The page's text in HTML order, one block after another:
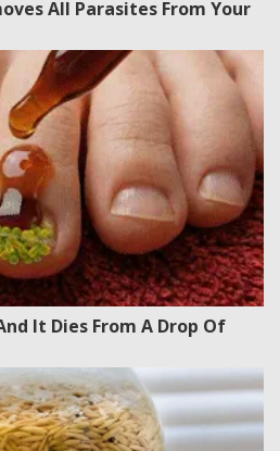
All Parasites From Your
It Dies From A Drop Of